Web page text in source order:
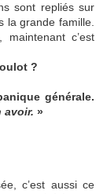
sont repliés sur
la grande famille.
c’est
?
générale.
avoir. »
c’est aussi ce